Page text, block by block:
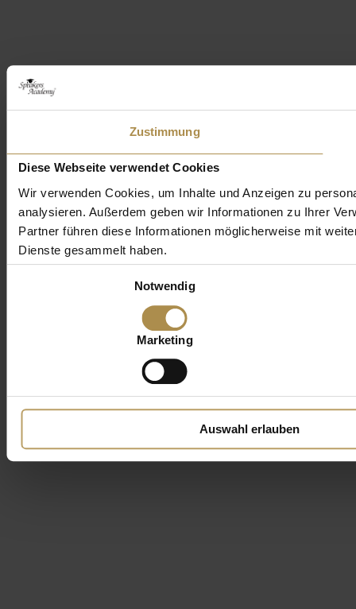
Zustimmung
Diese Webseite verwendet Cookies
Wir verwenden Cookies, um Inhalte und Anzeigen zu
analysieren. Außerdem geben wir Informationen zu Ihrer
Partner führen diese Informationen möglicherweise mit
Dienste gesammelt haben.
Notwendig
Marketing
Auswahl erlauben